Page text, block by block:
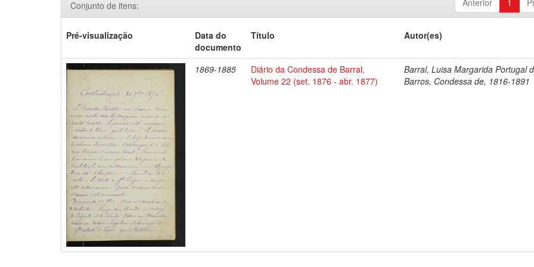
Anterior 1
Conjunto de itens:
Pré-visualização
Data do
documento
Título Autor(es)
1869-1885
Diário da Condessa de Barral,
Volume 22 (set. 1876 - abr. 1877)
Barral, Luisa Margarida Portugal
Barros, Condessa de, 1816-1891